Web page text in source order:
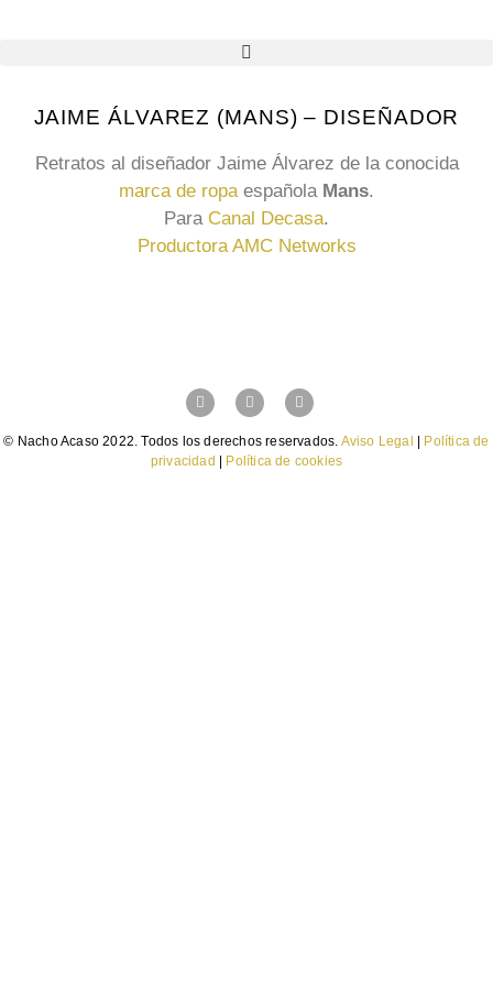
JAIME ÁLVAREZ (MANS) – DISEÑADOR
Retratos al diseñador Jaime Álvarez de la conocida
marca de ropaespañola Mans.
Para Canal Decasa.
Productora AMC Networks
© Nacho Acaso 2022. Todos los derechos reservados. Aviso Legal
Política de
privacidad
Política de cookies